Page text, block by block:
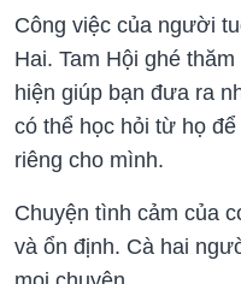
Công việc của người
Hai. Tam Hội ghé
hiện giúp bạn đưa ra
có thể học hỏi từ họ
riêng cho mình.
Chuyện tình cảm của
và ổn định. Cà hai